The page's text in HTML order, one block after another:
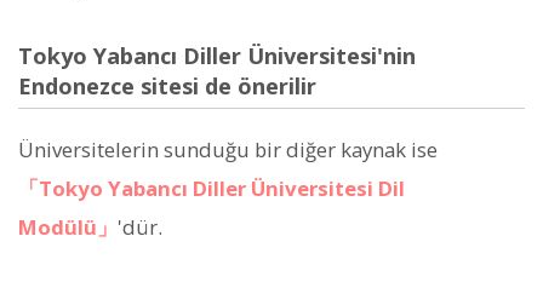
Tokyo Yabancı Diller Üniversitesi'nin
Endonezce sitesi de önerilir
Üniversitelerin sunduğu bir diğer kaynak ise
「Tokyo Yabancı Diller Üniversitesi Dil
Modülü」 'dür.